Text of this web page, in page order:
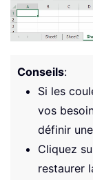
Conseils:
Si les
vos
définir
Cliquez
restaurer